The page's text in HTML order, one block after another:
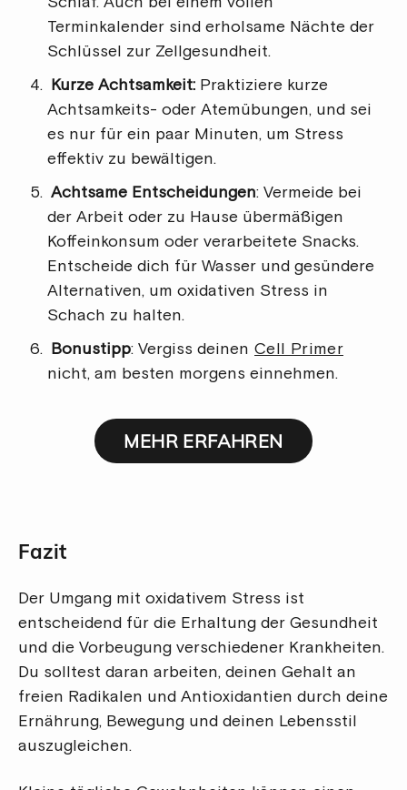
Terminkalender sind erholsame Nächte der
Schlüssel zur Zellgesundheit.
Kurze Achtsamkeit: Praktiziere kurze
Achtsamkeits- oder Atemübungen, und sei
es nur für ein paar Minuten, um Stress
effektiv zu bewältigen.
Achtsame Entscheidungen: Vermeide bei
der Arbeit oder zu Hause übermäßigen
Koffeinkonsum oder verarbeitete Snacks.
Entscheide dich für Wasser und gesündere
Alternativen, um oxidativen Stress in
Schach zu halten.
Bonustipp: Vergiss deinen Cell Primer
nicht, am besten morgens einnehmen.
MEHR ERFAHREN
Fazit
Der Umgang mit oxidativem Stress ist
entscheidend für die Erhaltung der Gesundheit
und die Vorbeugung verschiedener Krankheiten.
Du solltest daran arbeiten, deinen Gehalt an
freien Radikalen und Antioxidantien durch deine
Ernährung, Bewegung und deinen Lebensstil
auszugleichen.